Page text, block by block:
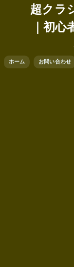
超クラ
｜初
ホーム お問い合わせ